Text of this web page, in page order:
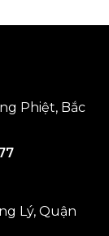
Phiệt, Bắc
Lý, Quận